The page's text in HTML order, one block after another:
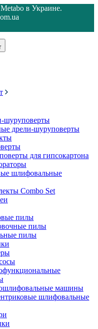
в Украине.
шуруповерты
дрели-шуруповерты
для гипсокартона
шлифовальные
Combo Set
пилы
пилы
пилы
машины
шлифовальные